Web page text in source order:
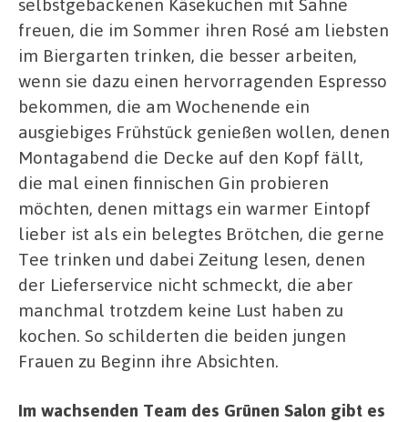
freuen, die im Sommer ihren Rosé am liebsten
im Biergarten trinken, die besser arbeiten,
wenn sie dazu einen hervorragenden Espresso
bekommen, die am Wochenende ein
ausgiebiges Frühstück genießen wollen, denen
Montagabend die Decke auf den Kopf fällt,
die mal einen finnischen Gin probieren
möchten, denen mittags ein warmer Eintopf
lieber ist als ein belegtes Brötchen, die gerne
Tee trinken und dabei Zeitung lesen, denen
der Lieferservice nicht schmeckt, die aber
manchmal trotzdem keine Lust haben zu
kochen. So schilderten die beiden jungen
Frauen zu Beginn ihre Absichten.
Im wachsenden Team des Grünen Salon gibt es